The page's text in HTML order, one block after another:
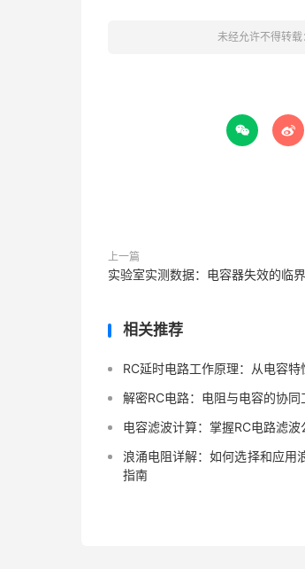
未经允许不得转载：
 
上一篇
实验室实测数据：电容器失效的临
相关推荐
RC延时电路工作原理：从电容
解密RC电路：电阻与电容的协同
电容滤波计算：掌握RC电路滤
浪涌电阻详解：如何选择和应用
指南